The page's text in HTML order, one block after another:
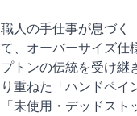
職人の手仕事が息づく
て、オーバーサイズ仕
プトンの伝統を受け継
り重ねた「ハンドペ
「未使用・デッドス